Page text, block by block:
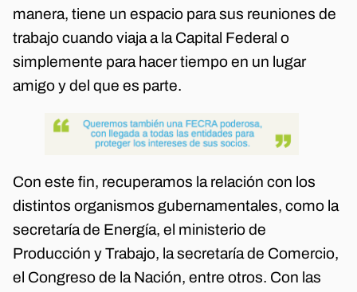
manera, tiene un espacio para sus reuniones de
trabajo cuando viaja a la Capital Federal o
simplemente para hacer tiempo en un lugar
amigo y del que es parte.
Con este fin, recuperamos la relación con los
distintos organismos gubernamentales, como la
secretaría de Energía, el ministerio de
Producción y Trabajo, la secretaría de Comercio,
el Congreso de la Nación, entre otros. Con las